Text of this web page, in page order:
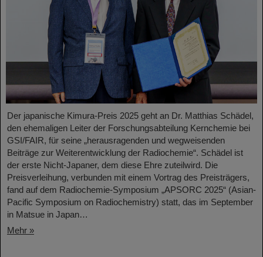
Der japanische Kimura-Preis 2025 geht an Dr. Matthias Schädel,
den ehemaligen Leiter der Forschungsabteilung Kernchemie bei
GSI/FAIR, für seine „herausragenden und wegweisenden
Beiträge zur Weiterentwicklung der Radiochemie“. Schädel ist
der erste Nicht-Japaner, dem diese Ehre zuteilwird. Die
Preisverleihung, verbunden mit einem Vortrag des Preisträgers,
fand auf dem Radiochemie-Symposium „APSORC 2025“ (Asian-
Pacific Symposium on Radiochemistry) statt, das im September
in Matsue in Japan…
Mehr »